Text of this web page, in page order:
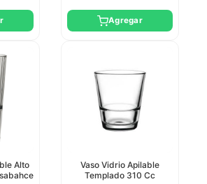
Agregar
Alto
Vaso Vidrio Apilable
Templado 310 Cc